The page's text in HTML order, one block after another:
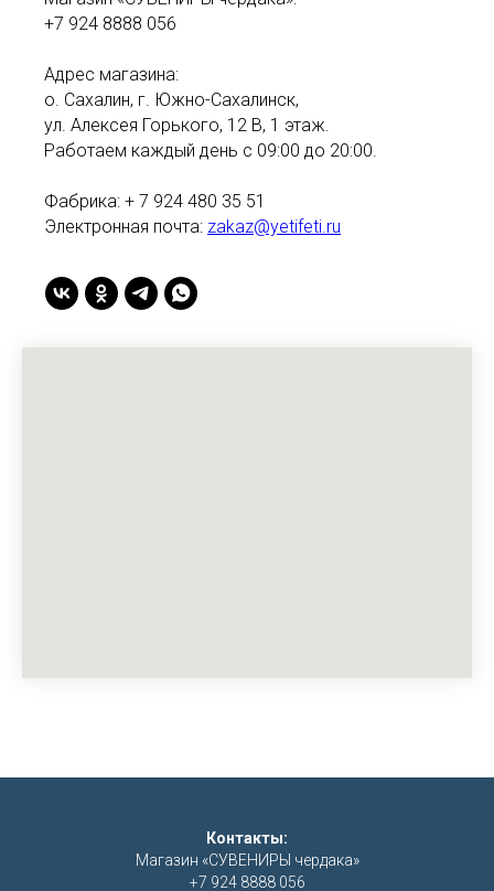
+7 924 8888 056
Адрес магазина:
о. Сахалин, г. Южно-Сахалинск,
ул. Алексея Горького, 12 В, 1 этаж.
Работаем каждый день с 09:00 до 20:00.
Фабрика: + 7 924 480 35 51
Электронная почта: zakaz@yetifeti.ru
Контакты:
Магазин «СУВЕНИРЫ чердака»
+7 924 8888 056